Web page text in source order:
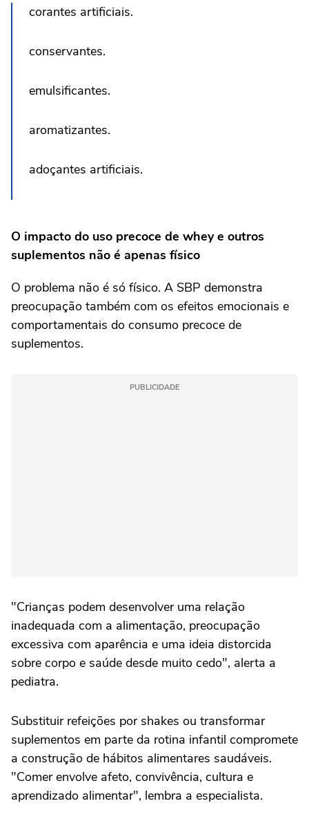
corantes artificiais.
conservantes.
emulsificantes.
aromatizantes.
adoçantes artificiais.
O impacto do uso precoce de whey e outros
suplementos não é apenas físico
O problema não é só físico. A SBP demonstra
preocupação também com os efeitos emocionais e
comportamentais do consumo precoce de
suplementos.
PUBLICIDADE
"Crianças podem desenvolver uma relação
inadequada com a alimentação, preocupação
excessiva com aparência e uma ideia distorcida
sobre corpo e saúde desde muito cedo", alerta a
pediatra.
Substituir refeições por shakes ou transformar
suplementos em parte da rotina infantil compromete
a construção de hábitos alimentares saudáveis.
"Comer envolve afeto, convivência, cultura e
aprendizado alimentar", lembra a especialista.